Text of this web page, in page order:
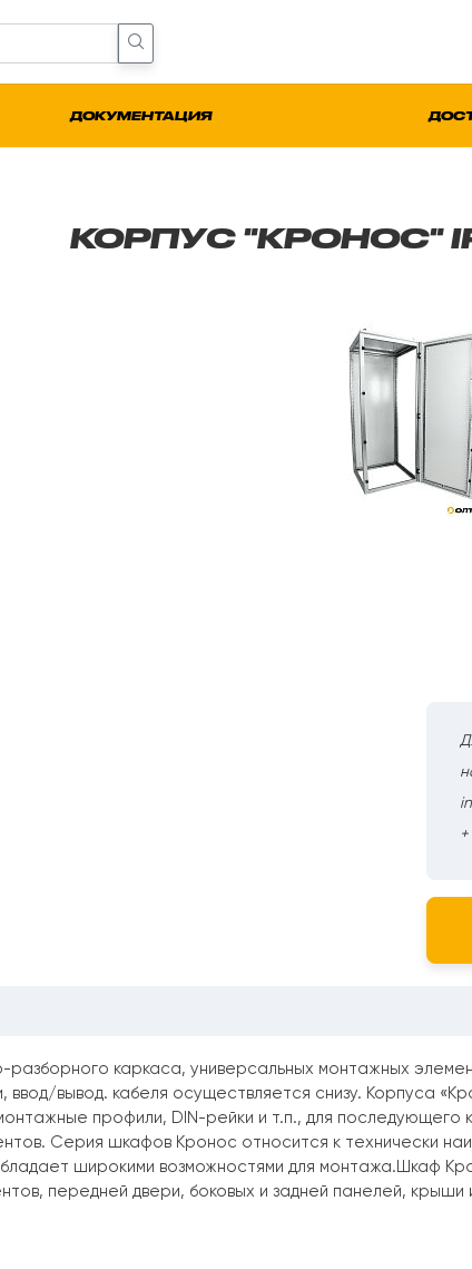
ДОКУМЕНТАЦИЯ
КОРПУС "КРОНОС"
каркаса, универсальных монтажных
вывод. кабеля осуществляется снизу. Корпуса
профили, DIN-рейки и т.п., для последующего
Серия шкафов Кронос относится к технически
широкими возможностями для монтажа.Шкаф
передней двери, боковых и задней панелей, крыши